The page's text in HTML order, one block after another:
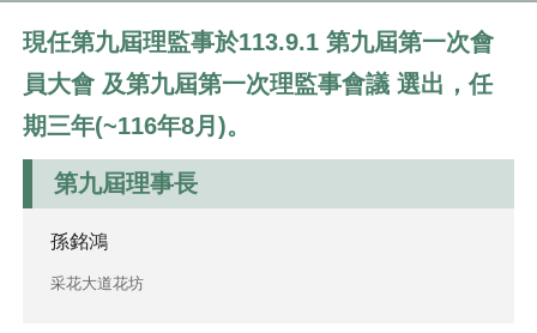
現任第九屆理監事於113.9.1 第九屆第一次會
員大會 及第九屆第一次理監事會議 選出，任
期三年(~116年8月)。
第九屆理事長
孫銘鴻
采花大道花坊